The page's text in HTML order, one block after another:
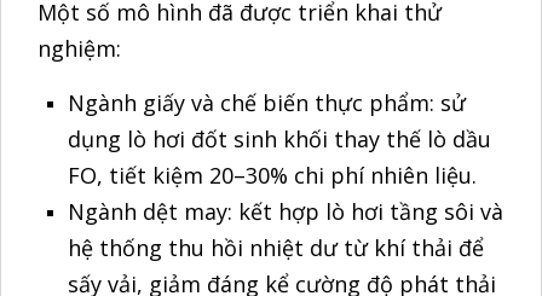
điện, giảm hàng trăm nghìn tấn CO2 mỗi
năm.
Các dự án này không chỉ giúp doanh nghiệp
giảm phát thải mà còn đủ điều kiện nhận tín
chỉ carbon, từ đó tham gia thị trường
carbon trong giai đoạn 2025–2028.
Cơ hội và triển vọng cho doanh
nghiệp Việt Nam